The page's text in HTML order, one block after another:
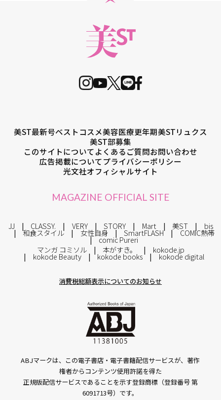
美ST最新号ベストコスメ美容医療更年期美STリュクス
美ST部募集
このサイトについてよくあるご質問お問い合わせ
広告掲載についてプライバシーポリシー
光文社オフィシャルサイト
MAGAZINE OFFICIAL SITE
JJ CLASSY. VERY STORY Mart 美ST bis
和食スタイル 女性自身 SmartFLASH COMIC熱帯
comic Pureri
マンガ コミソル
本がすき。 kokode.jp
kokode Beauty kokode books kokode digital
消費税総額表示についてのお知らせ
ABJマークは、この電子書店・電子書籍配信サービスが、著作
権者からコンテンツ使用許諾を得た
正規版配信サービスであることを示す登録商標（登録番号 第
6091713号）です。